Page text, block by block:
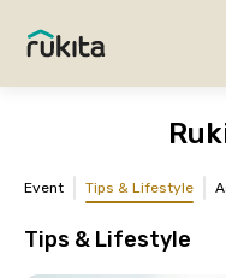
Event Tips & Lifestyle
Tips & Lifestyle